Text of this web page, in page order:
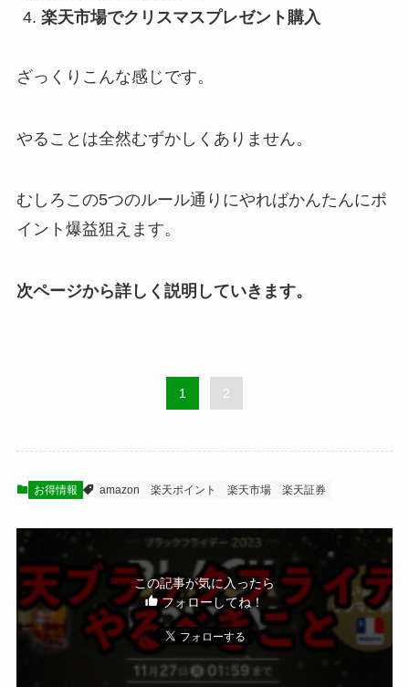
楽天市場でクリスマスプレゼント購入
ざっくりこんな感じです。
やることは全然むずかしくありません。
むしろこの5つのルール通りにやればかんたんにポ
イント爆益狙えます。
次ページから詳しく説明していきます。
1 2
お得情報 amazon 楽天ポイント 楽天市場 楽天証券
この記事が気に入ったら
フォローしてね！